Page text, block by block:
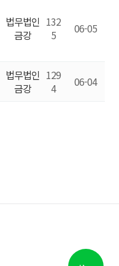
법무법인
금강
132
5
06-05
법무법인
금강
129
4
06-04